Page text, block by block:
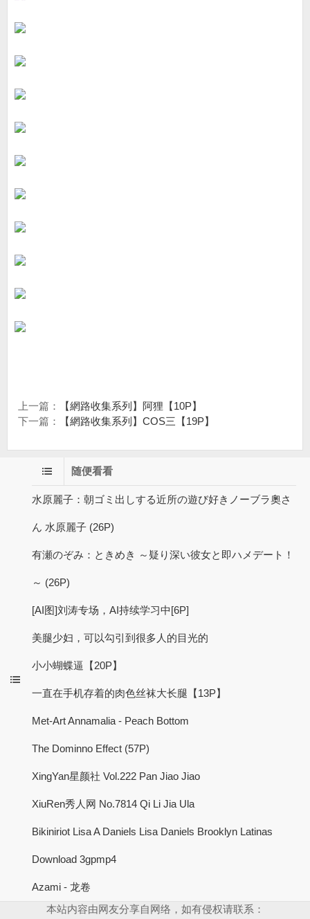
上一篇：
【網路收集系列】阿狸【10P】
下一篇：
【網路收集系列】COS三【19P】
随便看看
水原麗子：朝ゴミ出しする近所の遊び好きノーブラ奧さ
ん 水原麗子 (26P)
有瀬のぞみ：ときめき ～疑り深い彼女と即ハメデート！
～ (26P)
[AI图]刘涛专场，AI持续学习中[6P]
美腿少妇，可以勾引到很多人的目光的
小小蝴蝶逼【20P】
一直在手机存着的肉色丝袜大长腿【13P】
Met-Art Annamalia - Peach Bottom
The Dominno Effect (57P)
XingYan星颜社 Vol.222 Pan Jiao Jiao
XiuRen秀人网 No.7814 Qi Li Jia Ula
Bikiniriot Lisa A Daniels Lisa Daniels Brooklyn Latinas
Download 3gpmp4
Azami - 龙卷
本站内容由网友分享自网络，如有侵权请联系：